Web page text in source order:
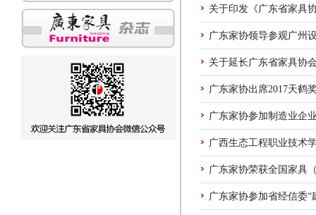
关于印发《广东省家具
广东家协领导参观广州
关于延长广东省家具协
广东家协出席2017天鹤
广东家协参加制造业企
广西生态工程职业技术
广东家协荣获全国家具
广东家协参加省经信委